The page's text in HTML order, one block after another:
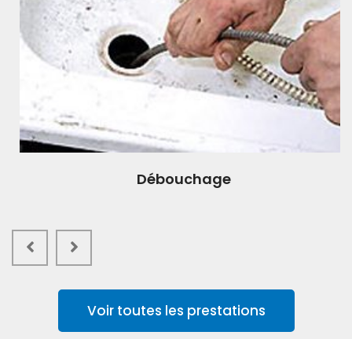
Débouchage
Voir toutes les prestations